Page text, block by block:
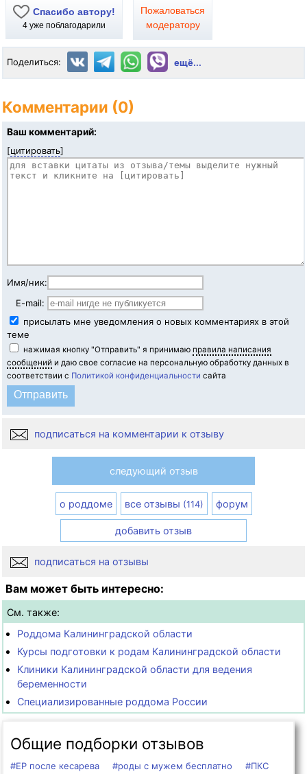
Спасибо автору!
4 уже поблагодарили
Пожаловаться
модератору
Поделиться: ещё...
Комментарии (0)
Ваш комментарий:
[цитировать]
Имя/ник:
E-mail:
присылать мне уведомления о новых комментариях в этой
теме
нажимая кнопку "Отправить" я принимаю правила написания
сообщений и даю свое согласие на персональную обработку данных в
соответствии с Политикой конфиденциальности сайта
подписаться на комментарии к отзыву
следующий отзыв
о роддоме все отзывы (114) форум
добавить отзыв
подписаться на отзывы
Вам может быть интересно:
См. также:
Роддома Калининградской области
Курсы подготовки к родам Калининградской области
Клиники Калининградской области для ведения
беременности
Специализированные роддома России
Общие подборки отзывов
#ЕР после кесарева #роды с мужем бесплатно
#ПКС